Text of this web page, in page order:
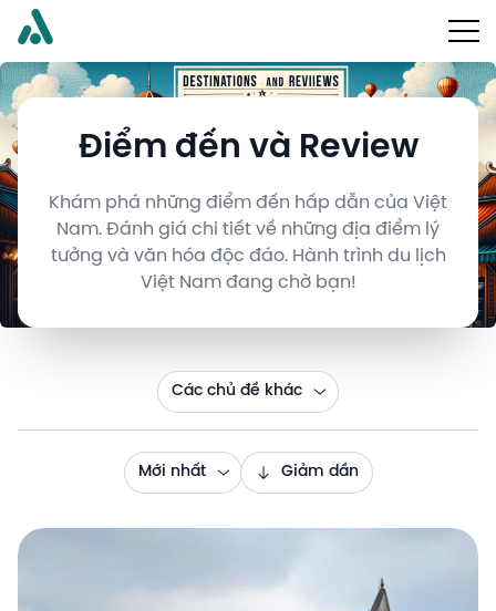
Điểm đến và Review
Khám phá những điểm đến hấp dẫn của Việt
Nam. Đánh giá chi tiết về những địa điểm lý
tưởng và văn hóa độc đáo. Hành trình du lịch
Việt Nam đang chờ bạn!
Các chủ đề khác
Mới nhất Giảm dần